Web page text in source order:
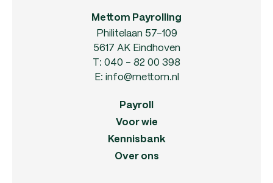
Mettom Payrolling
Philitelaan 57-109
5617 AK Eindhoven
T: 040 - 82 00 398
E: info@mettom.nl
Payroll
Voor wie
Kennisbank
Over ons